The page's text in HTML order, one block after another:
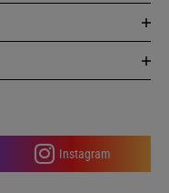
Instagram